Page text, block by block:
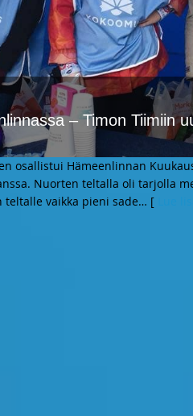
– Timon Tiimiin
osallistui Hämeenlinnan
Nuorten teltalla oli tarjolla
teltalle vaikka pieni sade… [